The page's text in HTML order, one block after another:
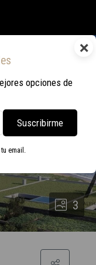
×
opciones de
Suscribirme
email.
3